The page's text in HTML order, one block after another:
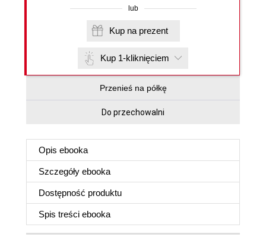
lub
Kup na prezent
Kup 1-kliknięciem
Przenieś na półkę
Do przechowalni
Opis ebooka
Szczegóły ebooka
Dostępność produktu
Spis treści ebooka